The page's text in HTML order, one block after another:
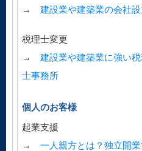
→ 建設業や建築業の会社
税理士変更
→ 建設業や建築業に強い
士事務所
個人のお客様
起業支援
→ 一人親方とは？独立開